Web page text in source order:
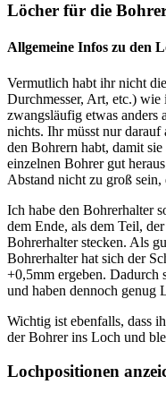
Löcher für die
Allgemeine Infos zu den
Vermutlich habt ihr nicht
Durchmesser, Art, etc.)
zwangsläufig etwas anders
nichts. Ihr müsst nur
den Bohrern habt, damit
einzelnen Bohrer gut
Abstand nicht zu groß
Ich habe den Bohrerhalter
dem Ende, als dem Teil,
Bohrerhalter stecken. Als
Bohrerhalter hat sich der
+0,5mm ergeben. Dadurch
und haben dennoch genug
Wichtig ist ebenfalls, dass
der Bohrer ins Loch und
Lochpositionen